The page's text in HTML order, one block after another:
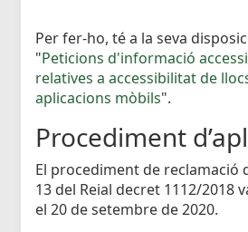
Per fer-ho, té a la seva
"Peticions d'informació
relatives a accessibilitat de
aplicacions mòbils".
Procediment
El procediment de reclamació
13 del Reial decret 1112/2018
el 20 de setembre de 2020.